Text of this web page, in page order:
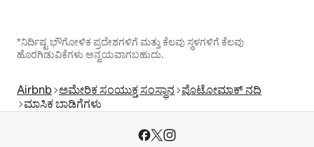
*ನಿರ್ದಿಷ್ಟ ಭೌಗೋಳಿಕ ಪ್ರದೇಶಗಳಿಗೆ ಮತ್ತು ಕೆಲವು ಸ್ಥಳಗಳಿಗೆ ಕೆಲವು
ಹೊರಗಿಡುವಿಕೆಗಳು ಅನ್ವಯವಾಗಬಹುದು.
Airbnb ಅಮೇರಿಕ ಸಂಯುಕ್ತ ಸಂಸ್ಥಾನ ಪೊಟೋಮಾಕ್ ನದಿ
ಮಾಸಿಕ ಬಾಡಿಗೆಗಳು